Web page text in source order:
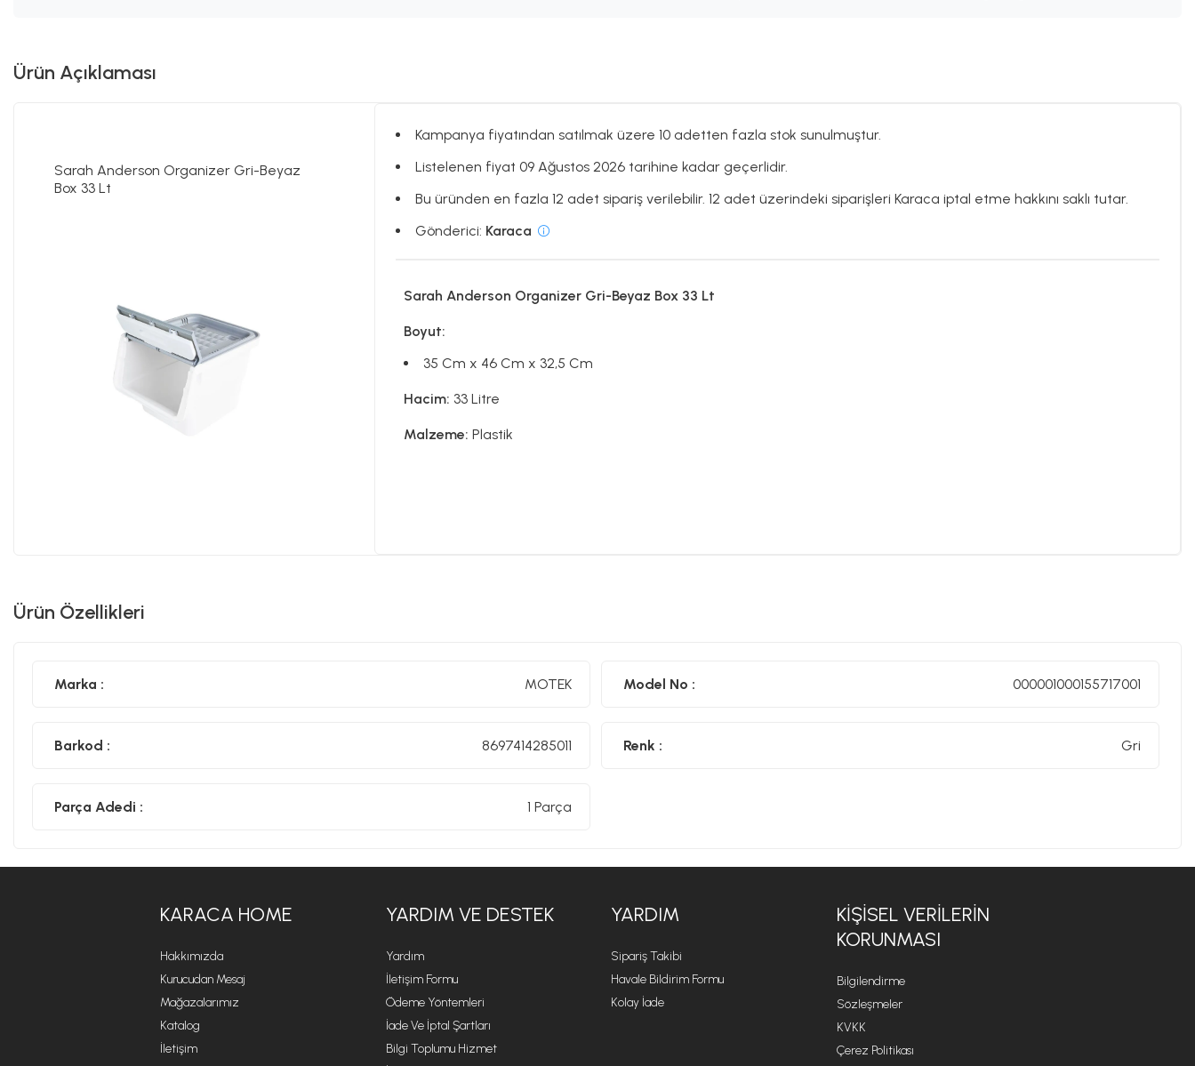
Ürün Açıklaması
Sarah Anderson Organizer Gri-Beyaz
Box 33 Lt
Kampanya fiyatından satılmak üzere 10 adetten fazla stok sunulmuştur.
Listelenen fiyat 09 Ağustos 2026 tarihine kadar geçerlidir.
Bu üründen en fazla 12 adet sipariş verilebilir. 12 adet üzerindeki siparişleri Karaca iptal etme hakkını saklı tutar.
Gönderici: Karaca
Sarah Anderson Organizer Gri-Beyaz Box 33 Lt
Boyut:
35 Cm x 46 Cm x 32,5 Cm
Hacim: 33 Litre
Malzeme:Plastik
Ürün Özellikleri
Marka : MOTEK Model No : 000001000155717001
Barkod : 8697414285011 Renk : Gri
Parça Adedi : 1 Parça
KARACA HOME
Hakkımızda
Kurucudan Mesaj
Mağazalarımız
Katalog
İletişim
YARDIM VE DESTEK
Yardım
İletişim Formu
Ödeme Yöntemleri
İade Ve İptal Şartları
Bilgi Toplumu Hizmet
YARDIM
Sipariş Takibi
Havale Bildirim Formu
Kolay İade
KİŞİSEL VERİLERİN
KORUNMASI
Bilgilendirme
Sözleşmeler
KVKK
Çerez Politikası